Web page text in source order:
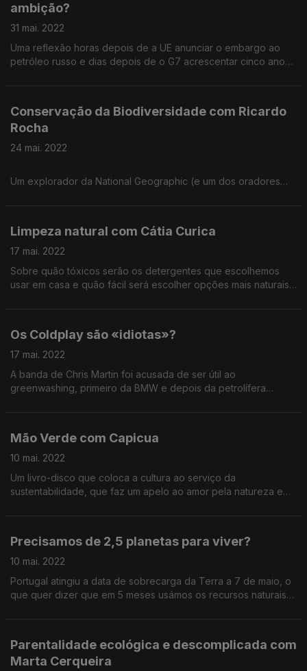
ambição?
31 mai. 2022
Uma reflexão horas depois de a UE anunciar o embargo ao
petróleo russo e dias depois de o G7 acrescentar cinco anos
Conservação da Biodiversidade com Ricardo
Rocha
24 mai. 2022
Um explorador da National Geographic (e um dos oradores
soberania alimentar de países ou a relação entre os gatos
domésticos e as populações decrescentes de espécies
Limpeza natural com Cátia Curica
17 mai. 2022
Sobre quão tóxicos serão os detergentes que escolhemos
usar em casa e quão fácil será escolher opções mais naturais
Os Coldplay são «idiotas»?
17 mai. 2022
A banda de Chris Martin foi acusada de ser útil ao
greenwashing, primeiro da BMW e depois da petrolífera
Mão Verde com Capicua
10 mai. 2022
Um livro-disco que coloca a cultura ao serviço da
sustentabilidade, que faz um apelo ao amor pela natureza e
Precisamos de 2,5 planetas para viver?
10 mai. 2022
Portugal atingiu a data de sobrecarga da Terra a 7 de maio, o
que quer dizer que em 5 meses usámos os recursos naturais
Parentalidade ecológica e descomplicada com
Marta Cerqueira